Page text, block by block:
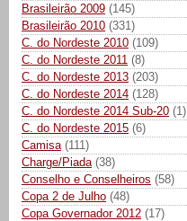
Brasileirão 2009 (145)
Brasileirão 2010 (331)
C. do Nordeste 2010 (109)
C. do Nordeste 2011 (8)
C. do Nordeste 2013 (203)
C. do Nordeste 2014 (128)
C. do Nordeste 2014 Sub-20 (1)
C. do Nordeste 2015 (6)
Camisa (111)
Charge/Piada (38)
Conselho e Conselheiros (58)
Copa 2 de Julho (48)
Copa Governador 2012 (17)